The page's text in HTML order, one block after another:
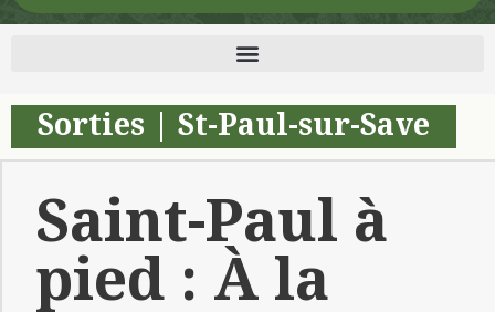
Sorties St-Paul-sur-Save
Saint-Paul à
pied : À la